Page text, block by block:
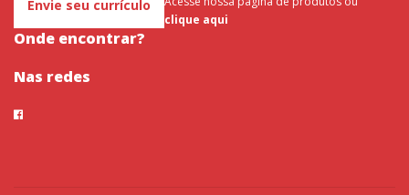
Envie seu currículo
Onde encontrar?
clique aqui
Nas redes